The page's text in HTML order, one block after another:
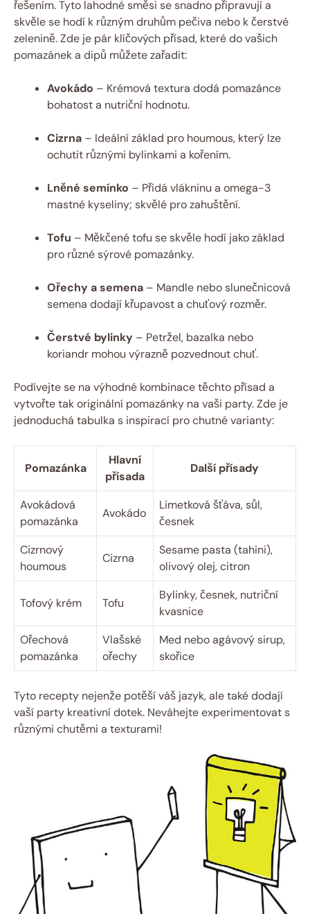
řešením. Tyto lahodné směsi se snadno připravují a
skvěle se hodí k různým druhům pečiva nebo k čerstvé
zelenině. Zde je pár klíčových přísad, které do vašich
pomazánek a dipů můžete zařadit:
Avokádo – Krémová textura dodá pomazánce
bohatost a nutriční hodnotu.
Cizrna – Ideální základ pro houmous, který lze
ochutit různými bylinkami a kořením.
Lněné semínko – Přidá vlákninu a omega-3
mastné kyseliny; skvělé pro zahuštění.
Tofu – Měkčené tofu se skvěle hodí jako základ
pro různé sýrové pomazánky.
Ořechy a semena – Mandle nebo slunečnicová
semena dodají křupavost a chuťový rozměr.
Čerstvé bylinky – Petržel, bazalka nebo
koriandr mohou výrazně pozvednout chuť.
Podívejte se na výhodné kombinace těchto přísad a
vytvořte tak originální pomazánky na vaši party. Zde je
jednoduchá tabulka s inspirací pro chutné varianty:
Pomazánka
Hlavní
přísada
Další přísady
Avokádová
pomazánka
Avokádo
Limetková šťáva, sůl,
česnek
Cizrnový
houmous
Cizrna
Sesame pasta (tahini),
olivový olej, citron
Tofový krém Tofu
Bylinky, česnek, nutriční
kvasnice
Ořechová
pomazánka
Vlašské
ořechy
Med nebo agávový sirup,
skořice
Tyto recepty nejenže potěší váš jazyk, ale také dodají
vaší party kreativní dotek. Neváhejte experimentovat s
různými chutěmi a texturami!